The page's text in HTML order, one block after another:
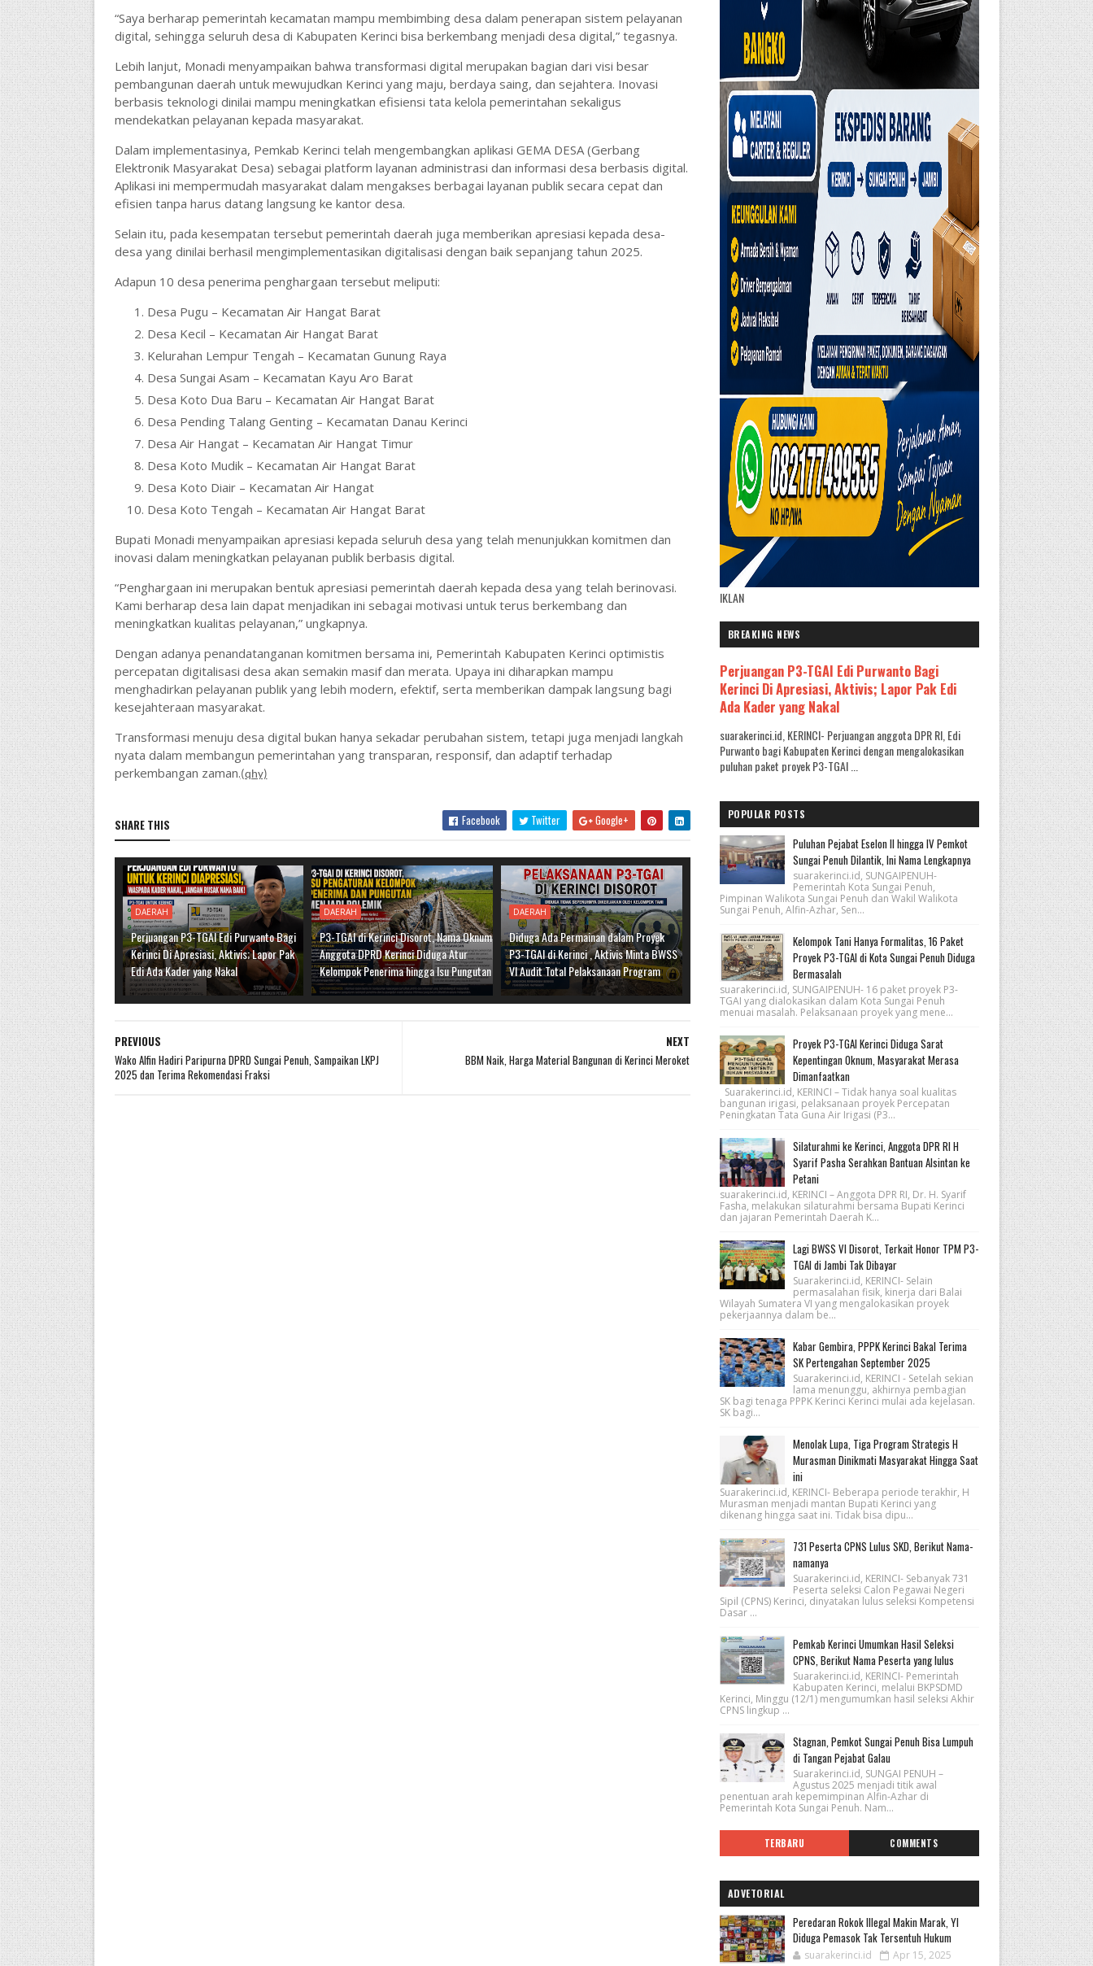
“Saya berharap pemerintah kecamatan mampu membimbing desa dalam penerapan sistem pelayanan
digital, sehingga seluruh desa di Kabupaten Kerinci bisa berkembang menjadi desa digital,” tegasnya.
Lebih lanjut, Monadi menyampaikan bahwa transformasi digital merupakan bagian dari visi besar
pembangunan daerah untuk mewujudkan Kerinci yang maju, berdaya saing, dan sejahtera. Inovasi
berbasis teknologi dinilai mampu meningkatkan efisiensi tata kelola pemerintahan sekaligus
mendekatkan pelayanan kepada masyarakat.
Dalam implementasinya, Pemkab Kerinci telah mengembangkan aplikasi GEMA DESA (Gerbang
Elektronik Masyarakat Desa) sebagai platform layanan administrasi dan informasi desa berbasis digital.
Aplikasi ini mempermudah masyarakat dalam mengakses berbagai layanan publik secara cepat dan
efisien tanpa harus datang langsung ke kantor desa.
Selain itu, pada kesempatan tersebut pemerintah daerah juga memberikan apresiasi kepada desa-
desa yang dinilai berhasil mengimplementasikan digitalisasi dengan baik sepanjang tahun 2025.
Adapun 10 desa penerima penghargaan tersebut meliputi:
Desa Pugu – Kecamatan Air Hangat Barat
Desa Kecil – Kecamatan Air Hangat Barat
Kelurahan Lempur Tengah – Kecamatan Gunung Raya
Desa Sungai Asam – Kecamatan Kayu Aro Barat
Desa Koto Dua Baru – Kecamatan Air Hangat Barat
Desa Pending Talang Genting – Kecamatan Danau Kerinci
Desa Air Hangat – Kecamatan Air Hangat Timur
Desa Koto Mudik – Kecamatan Air Hangat Barat
Desa Koto Diair – Kecamatan Air Hangat
Desa Koto Tengah – Kecamatan Air Hangat Barat
Bupati Monadi menyampaikan apresiasi kepada seluruh desa yang telah menunjukkan komitmen dan
inovasi dalam meningkatkan pelayanan publik berbasis digital.
“Penghargaan ini merupakan bentuk apresiasi pemerintah daerah kepada desa yang telah berinovasi.
Kami berharap desa lain dapat menjadikan ini sebagai motivasi untuk terus berkembang dan
meningkatkan kualitas pelayanan,” ungkapnya.
Dengan adanya penandatanganan komitmen bersama ini, Pemerintah Kabupaten Kerinci optimistis
percepatan digitalisasi desa akan semakin masif dan merata. Upaya ini diharapkan mampu
menghadirkan pelayanan publik yang lebih modern, efektif, serta memberikan dampak langsung bagi
kesejahteraan masyarakat.
Transformasi menuju desa digital bukan hanya sekadar perubahan sistem, tetapi juga menjadi langkah
nyata dalam membangun pemerintahan yang transparan, responsif, dan adaptif terhadap
perkembangan zaman.(qhy)
SHARE THIS Facebook Twitter Google+
DAERAH
Perjuangan P3-TGAI Edi Purwanto Bagi
Kerinci Di Apresiasi, Aktivis; Lapor Pak
Edi Ada Kader yang Nakal
DAERAH
P3-TGAI di Kerinci Disorot, Nama Oknum
Anggota DPRD Kerinci Diduga Atur
Kelompok Penerima hingga Isu Pungutan
DAERAH
Diduga Ada Permainan dalam Proyek
P3-TGAI di Kerinci , Aktivis Minta BWSS
VI Audit Total Pelaksanaan Program
NEXT
BBM Naik, Harga Material Bangunan di Kerinci Meroket
PREVIOUS
Wako Alfin Hadiri Paripurna DPRD Sungai Penuh, Sampaikan LKPJ
2025 dan Terima Rekomendasi Fraksi
IKLAN
BREAKING NEWS
Perjuangan P3-TGAI Edi Purwanto Bagi
Kerinci Di Apresiasi, Aktivis; Lapor Pak Edi
Ada Kader yang Nakal
suarakerinci.id, KERINCI- Perjuangan anggota DPR RI, Edi
Purwanto bagi Kabupaten Kerinci dengan mengalokasikan
puluhan paket proyek P3-TGAI ...
POPULAR POSTS
Puluhan Pejabat Eselon II hingga IV Pemkot
Sungai Penuh Dilantik, Ini Nama Lengkapnya
suarakerinci.id, SUNGAIPENUH-
Pemerintah Kota Sungai Penuh,
Pimpinan Walikota Sungai Penuh dan Wakil Walikota
Sungai Penuh, Alfin-Azhar, Sen...
Kelompok Tani Hanya Formalitas, 16 Paket
Proyek P3-TGAI di Kota Sungai Penuh Diduga
Bermasalah
suarakerinci.id, SUNGAIPENUH- 16 paket proyek P3-
TGAI yang dialokasikan dalam Kota Sungai Penuh
menuai masalah. Pelaksanaan proyek yang mene...
Proyek P3-TGAI Kerinci Diduga Sarat
Kepentingan Oknum, Masyarakat Merasa
Dimanfaatkan
Suarakerinci.id, KERINCI – Tidak hanya soal kualitas
bangunan irigasi, pelaksanaan proyek Percepatan
Peningkatan Tata Guna Air Irigasi (P3...
Silaturahmi ke Kerinci, Anggota DPR RI H
Syarif Pasha Serahkan Bantuan Alsintan ke
Petani
suarakerinci.id, KERINCI – Anggota DPR RI, Dr. H. Syarif
Fasha, melakukan silaturahmi bersama Bupati Kerinci
dan jajaran Pemerintah Daerah K...
Lagi BWSS VI Disorot, Terkait Honor TPM P3-
TGAI di Jambi Tak Dibayar
Suarakerinci.id, KERINCI- Selain
permasalahan fisik, kinerja dari Balai
Wilayah Sumatera VI yang mengalokasikan proyek
pekerjaannya dalam be...
Kabar Gembira, PPPK Kerinci Bakal Terima
SK Pertengahan September 2025
Suarakerinci.id, KERINCI - Setelah sekian
lama menunggu, akhirnya pembagian
SK bagi tenaga PPPK Kerinci Kerinci mulai ada kejelasan.
SK bagi...
Menolak Lupa, Tiga Program Strategis H
Murasman Dinikmati Masyarakat Hingga Saat
ini
Suarakerinci.id, KERINCI- Beberapa periode terakhir, H
Murasman menjadi mantan Bupati Kerinci yang
dikenang hingga saat ini. Tidak bisa dipu...
731 Peserta CPNS Lulus SKD, Berikut Nama-
namanya
Suarakerinci.id, KERINCI- Sebanyak 731
Peserta seleksi Calon Pegawai Negeri
Sipil (CPNS) Kerinci, dinyatakan lulus seleksi Kompetensi
Dasar ...
Pemkab Kerinci Umumkan Hasil Seleksi
CPNS, Berikut Nama Peserta yang lulus
Suarakerinci.id, KERINCI- Pemerintah
Kabupaten Kerinci, melalui BKPSDMD
Kerinci, Minggu (12/1) mengumumkan hasil seleksi Akhir
CPNS lingkup ...
Stagnan, Pemkot Sungai Penuh Bisa Lumpuh
di Tangan Pejabat Galau
Suarakerinci.id, SUNGAI PENUH –
Agustus 2025 menjadi titik awal
penentuan arah kepemimpinan Alfin-Azhar di
Pemerintah Kota Sungai Penuh. Nam...
TERBARU COMMENTS
ADVETORIAL
Peredaran Rokok Illegal Makin Marak, YI
Diduga Pemasok Tak Tersentuh Hukum
suarakerinci.id Apr 15, 2025